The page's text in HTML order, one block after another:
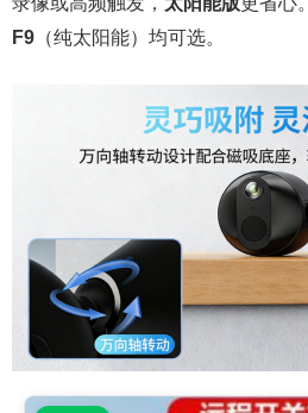
F9 （纯太阳能）均可选。